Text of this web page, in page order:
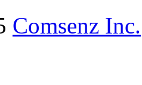
Comsenz Inc.